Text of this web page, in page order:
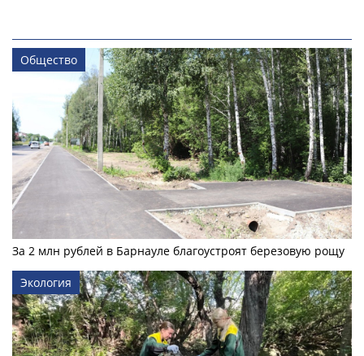
Общество
За 2 млн рублей в Барнауле благоустроят березовую рощу
Экология